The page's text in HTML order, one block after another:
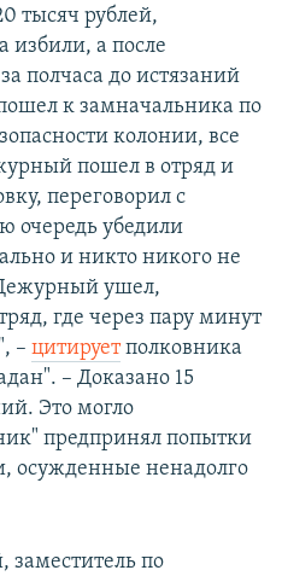
тысяч рублей,
избили, а после
полчаса до истязаний
к замначальника по
колонии, все
пошел в отряд и
переговорил с
очередь убедили
и никто никого не
Дежурный ушел,
где через пару минут
– цитируетполковника
– Доказано 15
Это могло
предпринял попытки
осужденные ненадолго
заместитель по